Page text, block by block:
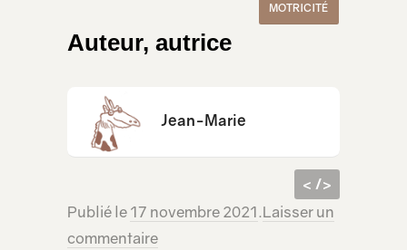
MOTRICITÉ
Auteur, autrice
Jean-Marie
< />
code
Publié le 17 novembre 2021.Laisser un
commentaire